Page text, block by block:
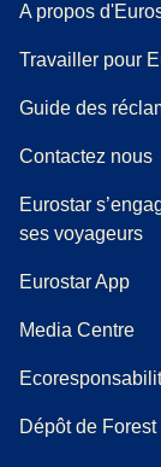
A propos
Travailler pour
Guide des
Contactez nous
Eurostar
ses voyageurs
Eurostar App
Media Centre(
Dépôt de Forest